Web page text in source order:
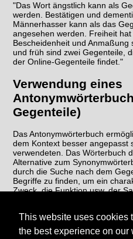
This website uses cookies
the best experience on our
"Das Wort ängstlich kann als
werden. Bestätigen und
Männerhasser kann als das
angesehen werden. Freiheit
Bescheidenheit und Anmaßung
und früh sind zwei Gegenteile,
der Online-Gegenteile findet."
Verwendung eines
Gegenteile)
Das Antonymwörterbuch
dem Kontext besser angepasst
verwendeten. Das Wörterbuch
Alternative zum
durch die Suche nach dem
Begriffe zu finden, um ein
Zweck, die Funktion usw. der
Wörterbuch ermöglicht es
Wörtern im selben Text zu
verbessern.